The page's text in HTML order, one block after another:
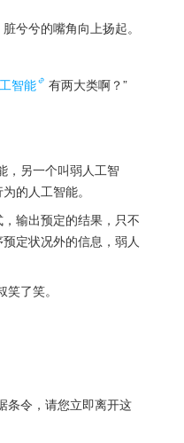
兮兮的嘴角向上扬起。
智能
有两大类啊？”
，另一个叫弱人工智
的人工智能。
输出预定的结果，只不
定状况外的信息，弱人
了笑。
条令，请您立即离开这